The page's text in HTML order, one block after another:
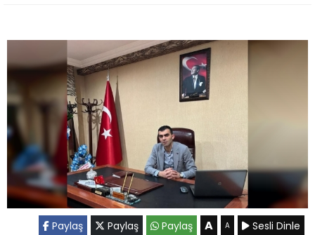
Paylaş Paylaş Paylaş A A Sesli Dinle